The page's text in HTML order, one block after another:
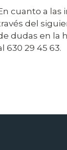
cuanto a las
del
dudas en la
630 29 45 63.